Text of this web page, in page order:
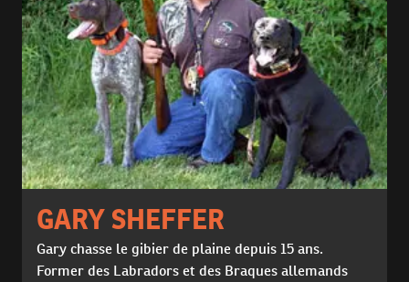
GARY SHEFFER
Gary chasse le gibier de plaine depuis 15 ans.
Former des Labradors et des Braques allemands